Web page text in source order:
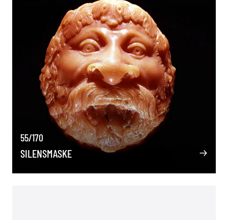
55/170
SILENSMASKE